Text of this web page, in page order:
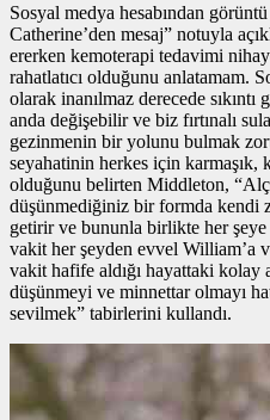
Sosyal medya hesabından
Catherine’den mesaj” notuyla
ererken kemoterapi tedavimi
rahatlatıcı olduğunu anlatamam.
olarak inanılmaz derecede
anda değişebilir ve biz fırtınalı
gezinmenin bir yolunu bulmak
seyahatinin herkes için
olduğunu belirten Middleton,
düşünmediğiniz bir formda kendi
getirir ve bununla birlikte her şeye
vakit her şeyden evvel William’a
vakit hafife aldığı hayattaki kolay
düşünmeyi ve minnettar olmayı
sevilmek” tabirlerini kullandı.